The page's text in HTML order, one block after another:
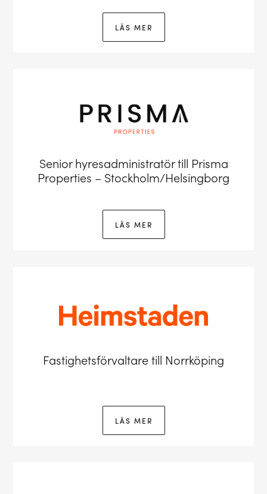
LÄS MER
Senior hyresadministratör till Prisma
Properties – Stockholm/Helsingborg
LÄS MER
Fastighetsförvaltare till Norrköping
LÄS MER